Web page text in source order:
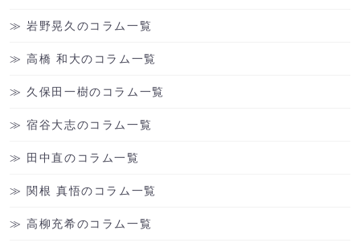
岩野晃久のコラム一覧
高橋 和大のコラム一覧
久保田一樹のコラム一覧
宿谷大志のコラム一覧
田中直のコラム一覧
関根 真悟のコラム一覧
高柳充希のコラム一覧